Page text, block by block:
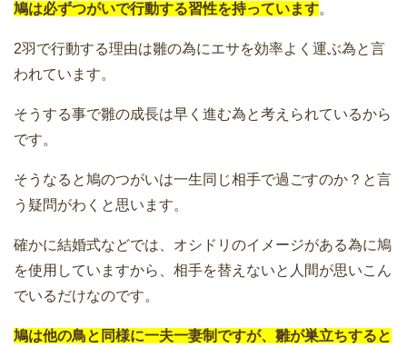
鳩は必ずつがいで行動する習性を持っています。
2羽で行動する理由は雛の為にエサを効率よく運ぶ為と言
われています。
そうする事で雛の成長は早く進む為と考えられているから
です。
そうなると鳩のつがいは一生同じ相手で過ごすのか？と言
う疑問がわくと思います。
確かに結婚式などでは、オシドリのイメージがある為に鳩
を使用していますから、相手を替えないと人間が思いこん
でいるだけなのです。
鳩は他の鳥と同様に一夫一妻制ですが、雛が巣立ちすると